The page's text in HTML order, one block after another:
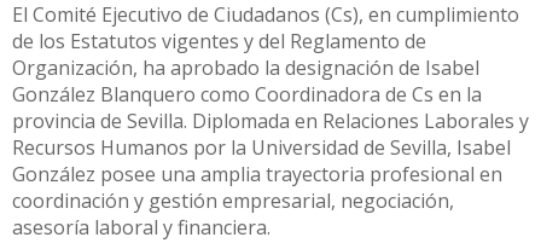
El Comité Ejecutivo de Ciudadanos (Cs), en cumplimiento
de los Estatutos vigentes y del Reglamento de
Organización, ha aprobado la designación de Isabel
González Blanquero como Coordinadora de Cs en la
provincia de Sevilla. Diplomada en Relaciones Laborales y
Recursos Humanos por la Universidad de Sevilla, Isabel
González posee una amplia trayectoria profesional en
coordinación y gestión empresarial, negociación,
asesoría laboral y financiera.